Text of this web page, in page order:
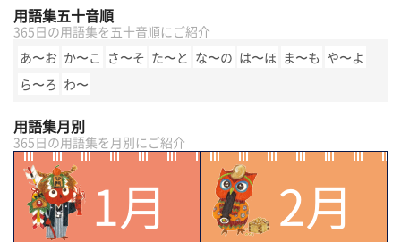
用語集五十音順
365日の用語集を五十音順にご紹介
あ〜お か〜こ さ〜そ た〜と な〜の は〜ほ ま〜も や〜よ
ら〜ろ わ〜
用語集月別
365日の用語集を月別にご紹介
1月
2月